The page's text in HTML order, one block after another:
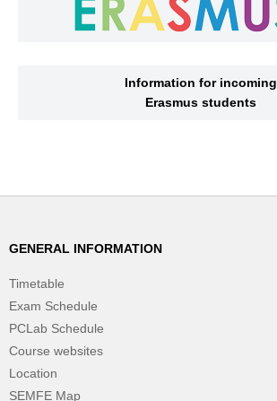
Information for incoming
Erasmus students
GENERAL INFORMATION
Timetable
Exam Schedule
PCLab Schedule
Course websites
Location
SEMFE Map